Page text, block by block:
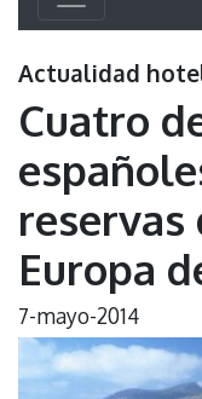
Actualidad
Cuatro
reservas
Europa
7-mayo-2014